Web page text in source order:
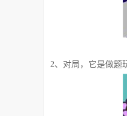
2、对局，它是做题